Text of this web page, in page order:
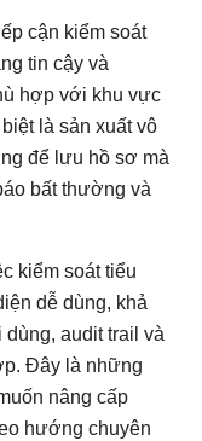
cận kiểm soát
tin cậy và
hợp với khu vực
là sản xuất vô
để lưu hồ sơ mà
bất thường và
kiểm soát tiểu
dễ dùng, khả
audit trail và
Đây là những
nâng cấp
hướng chuyên